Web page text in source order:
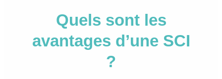
Quels sont les
avantages d’une SCI
?